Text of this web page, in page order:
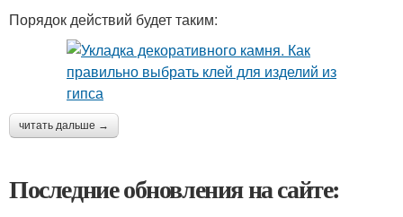
Порядок действий будет таким:
читать дальше →
Последние обновления на сайте: